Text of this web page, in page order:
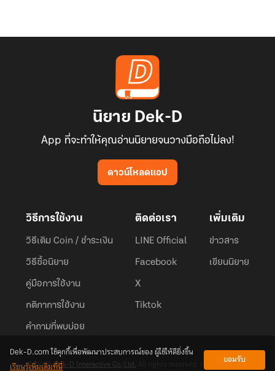
นิยาย Dek-D
App ที่จะทำให้คุณอ่านนิยายจนวางมือถือไม่ลง!
ดาวน์โหลดแอป
วิธีการใช้งาน
วิธีเติม Coin / ชำระเงิน
วิธีซื้อนิยาย
คู่มือการใช้งาน
กติกาการใช้งาน
คำถามที่พบบ่อย
ติดต่อเรา
LINE Official
Facebook
X
Tiktok
เพิ่มเติม
ข่าวสาร
เขียนนิยาย
© 2026Dek-D Interactive Co.,Ltd.
Dek-D.com ใช้คุกกี้เพื่อพัฒนาประสบการณ์ของ ผู้ใช้ให้ดียิ่งขึ้น
เรียนรู้เพิ่มเติมที่นี่
ยอมรับ